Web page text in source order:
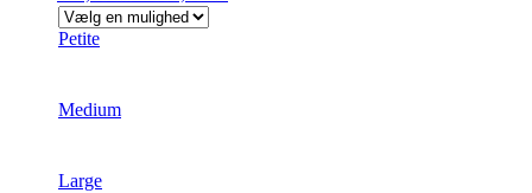
Petite
Medium
Large